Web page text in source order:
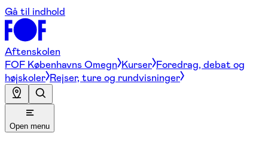
Gå til indhold
Aftenskolen
FOF Københavns Omegn Kurser Foredrag, debat og
højskoler Rejser, ture og rundvisninger
Open menu